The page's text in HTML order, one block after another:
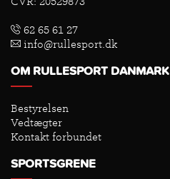
62 65 61 27
info@rullesport.dk
OM RULLESPORT DANMARK
Bestyrelsen
Vedtægter
Kontakt forbundet
SPORTSGRENE